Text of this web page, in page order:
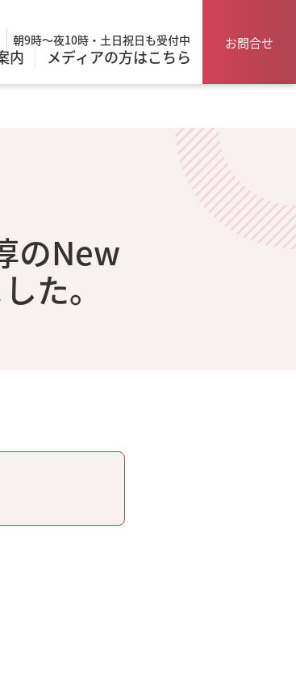
朝9時～夜10時・土日祝日も受付中
内 メディアの方はこちら
お問合せ
のNew
た。